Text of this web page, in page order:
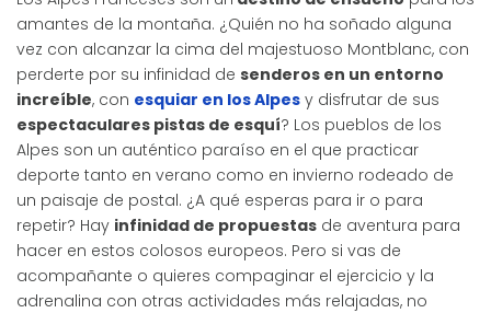
amantes de la montaña. ¿Quién no ha soñado alguna
vez con alcanzar la cima del majestuoso Montblanc, con
perderte por su infinidad de senderos en un entorno
increíble, con esquiar en los Alpes y disfrutar de sus
espectaculares pistas de esquí? Los pueblos de los
Alpes son un auténtico paraíso en el que practicar
deporte tanto en verano como en invierno rodeado de
un paisaje de postal. ¿A qué esperas para ir o para
repetir? Hay infinidad de propuestas de aventura para
hacer en estos colosos europeos. Pero si vas de
acompañante o quieres compaginar el ejercicio y la
adrenalina con otras actividades más relajadas, no